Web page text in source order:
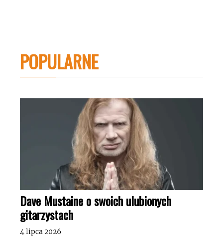
POPULARNE
Dave Mustaine o swoich ulubionych
gitarzystach
4 lipca 2026